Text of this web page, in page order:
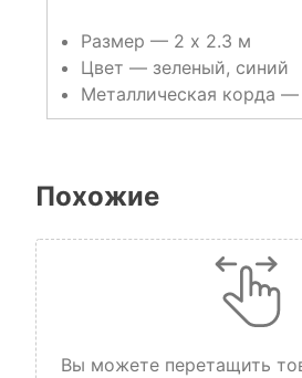
Размер — 2 x 2.3 м
Цвет — зеленый, синий
Металлическая корда
Похожие
Вы можете перетащить